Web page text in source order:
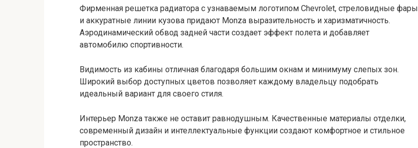
Фирменная решетка радиатора с узнаваемым логотипом Chevrolet, стреловидные фары
и аккуратные линии кузова придают Monza выразительность и харизматичность.
Аэродинамический обвод задней части создает эффект полета и добавляет
автомобилю спортивности.
Видимость из кабины отличная благодаря большим окнам и минимуму слепых зон.
Широкий выбор доступных цветов позволяет каждому владельцу подобрать
идеальный вариант для своего стиля.
Интерьер Monza также не оставит равнодушным. Качественные материалы отделки,
современный дизайн и интеллектуальные функции создают комфортное и стильное
пространство.